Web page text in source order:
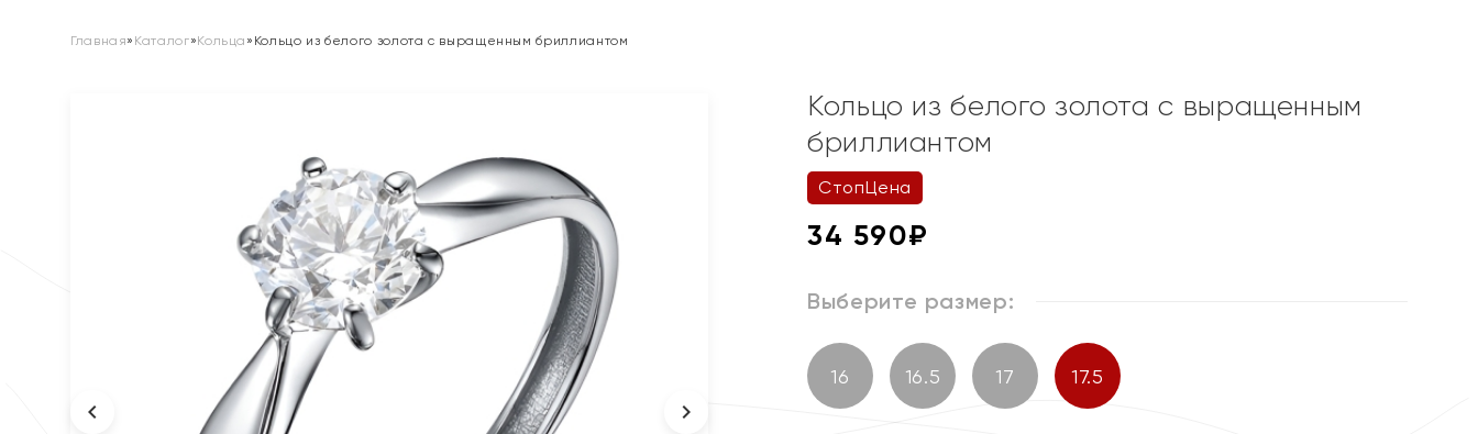
Главная» Каталог»Кольца » Кольцо из белого золота с выращенным бриллиантом
Кольцо из белого золота с выращенным
бриллиантом
СтопЦена
34 590₽
Выберите размер:
16 16.5 17 17.5